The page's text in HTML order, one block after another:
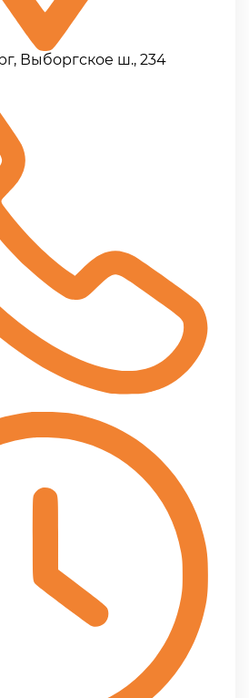
Выборгское ш., 234